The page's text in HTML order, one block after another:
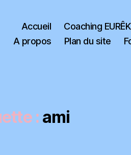
Accueil
Coaching
A propos
Plan du site
: ami